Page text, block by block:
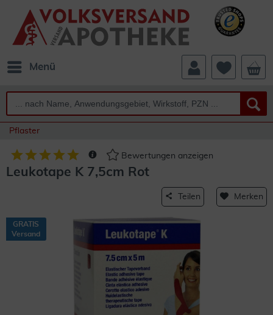
Menü
Pflaster
Bewertungen anzeigen
Leukotape K 7,5cm Rot
Teilen Merken
GRATIS
Versand